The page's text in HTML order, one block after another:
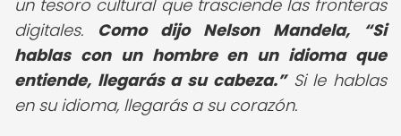
un tesoro cultural que trasciende las fronteras
digitales. Como dijo Nelson Mandela,
Si
hablas con un hombre en un idioma que
entiende, llegarás a su cabeza. Si le hablas
en su idioma, llegarás a su corazón.